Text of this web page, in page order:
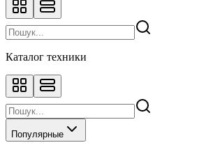
Каталог техники
Популярные